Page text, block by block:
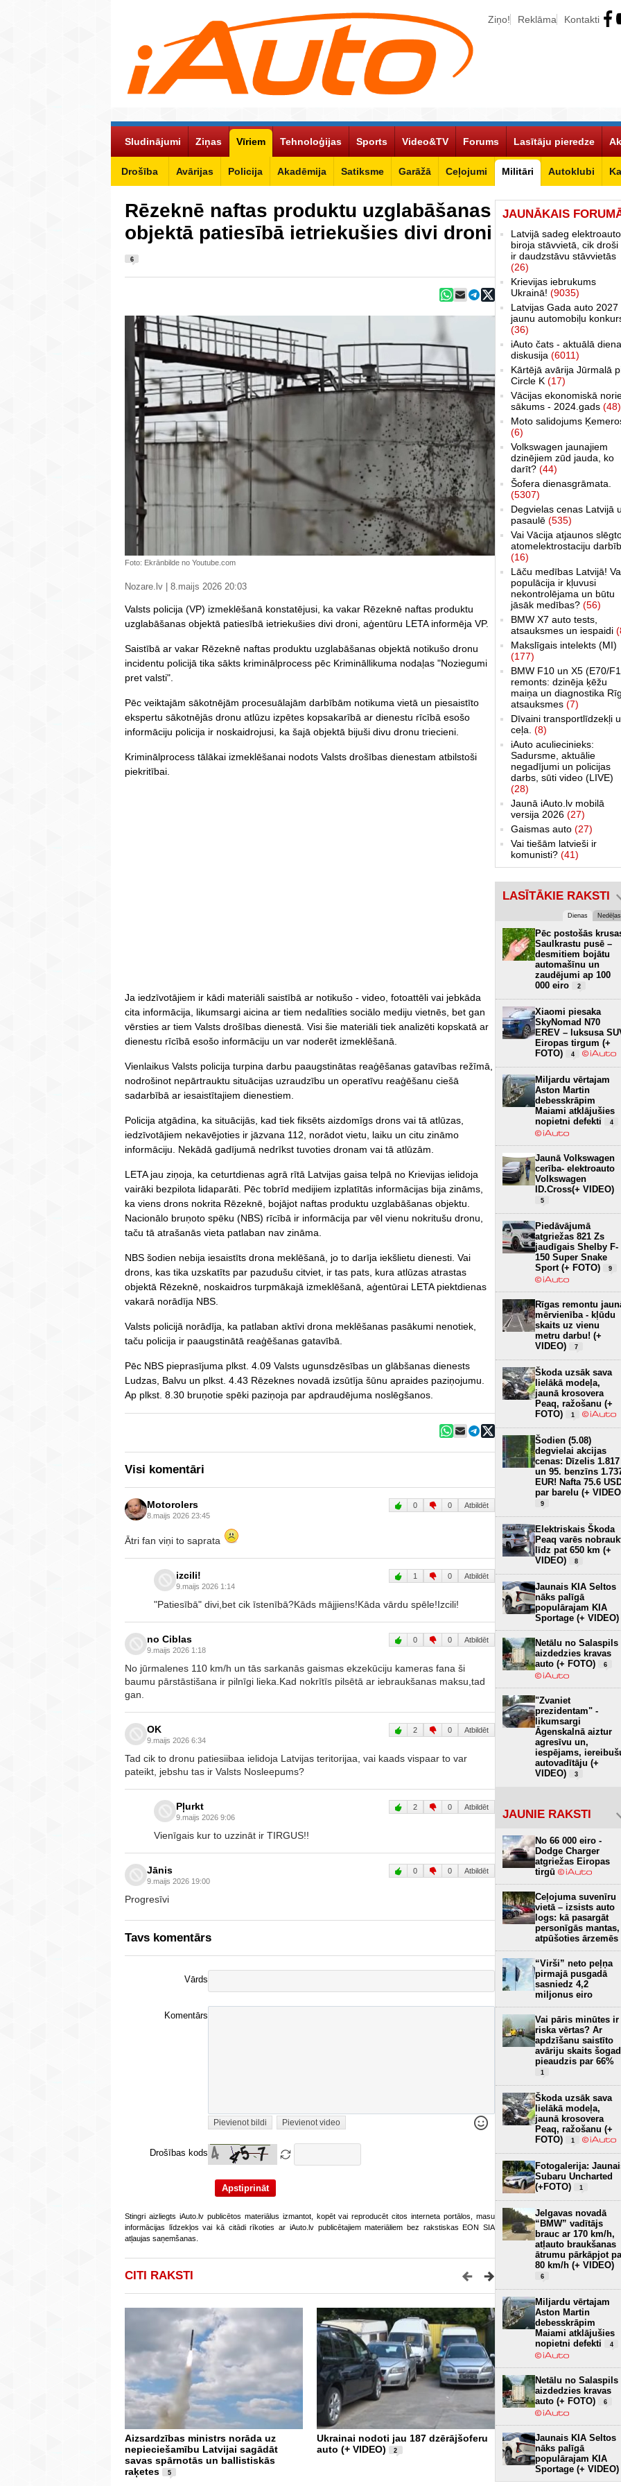
Ziņo! Reklāma Kontakti
Sludinājumi Ziņas Vīriem
Drošība Avārijas Policija Akadēmija Satiksme Garāžā Ceļojumi Militāri Autoklubi
Tehnoloģijas Sports Video&TV Forums Lasītāju pieredze
Rēzeknē naftas produktu uzglabāšanas
objektā patiesībā ietriekušies divi droni
6
Foto: Ekrānbilde no Youtube.com
Nozare.lv | 8.maijs 2026 20:03
Valsts policija (VP) izmeklēšanā konstatējusi, ka vakar Rēzeknē naftas produktu
uzglabāšanas objektā patiesībā ietriekušies divi droni, aģentūru LETA informēja VP.
Saistībā ar vakar Rēzeknē naftas produktu uzglabāšanas objektā notikušo dronu
incidentu policijā tika sākts kriminālprocess pēc Krimināllikuma nodaļas "Noziegumi
pret valsti".
Pēc veiktajām sākotnējām procesuālajām darbībām notikuma vietā un piesaistīto
ekspertu sākotnējās dronu atlūzu izpētes kopsakarībā ar dienestu rīcībā esošo
informāciju policija ir noskaidrojusi, ka šajā objektā bijuši divu dronu triecieni.
Kriminālprocess tālākai izmeklēšanai nodots Valsts drošības dienestam atbilstoši
piekritībai.
Ja iedzīvotājiem ir kādi materiāli saistībā ar notikušo - video, fotoattēli vai jebkāda
cita informācija, likumsargi aicina ar tiem nedalīties sociālo mediju vietnēs, bet gan
vērsties ar tiem Valsts drošības dienestā. Visi šie materiāli tiek analizēti kopskatā ar
dienestu rīcībā esošo informāciju un var noderēt izmeklēšanā.
Vienlaikus Valsts policija turpina darbu paaugstinātas reaģēšanas gatavības režīmā,
nodrošinot nepārtrauktu situācijas uzraudzību un operatīvu reaģēšanu ciešā
sadarbībā ar iesaistītajiem dienestiem.
Policija atgādina, ka situācijās, kad tiek fiksēts aizdomīgs drons vai tā atlūzas,
iedzīvotājiem nekavējoties ir jāzvana 112, norādot vietu, laiku un citu zināmo
informāciju. Nekādā gadījumā nedrīkst tuvoties dronam vai tā atlūzām.
LETA jau ziņoja, ka ceturtdienas agrā rītā Latvijas gaisa telpā no Krievijas ielidoja
vairāki bezpilota lidaparāti. Pēc tobrīd medijiem izplatītās informācijas bija zināms,
ka viens drons nokrita Rēzeknē, bojājot naftas produktu uzglabāšanas objektu.
Nacionālo bruņoto spēku (NBS) rīcībā ir informācija par vēl vienu nokritušu dronu,
taču tā atrašanās vieta patlaban nav zināma.
NBS šodien nebija iesaistīts drona meklēšanā, jo to darīja iekšlietu dienesti. Vai
drons, kas tika uzskatīts par pazudušu citviet, ir tas pats, kura atlūzas atrastas
objektā Rēzeknē, noskaidros turpmākajā izmeklēšanā, aģentūrai LETA piektdienas
vakarā norādīja NBS.
Valsts policijā norādīja, ka patlaban aktīvi drona meklēšanas pasākumi nenotiek,
taču policija ir paaugstinātā reaģēšanas gatavībā.
Pēc NBS pieprasījuma plkst. 4.09 Valsts ugunsdzēsības un glābšanas dienests
Ludzas, Balvu un plkst. 4.43 Rēzeknes novadā izsūtīja šūnu apraides paziņojumu.
Ap plkst. 8.30 bruņotie spēki paziņoja par apdraudējuma noslēgšanos.
Visi komentāri
Motorolers
8.maijs 2026 23:45
0 0 Atbildēt
Ātri fan viņi to saprata
izcili!
9.maijs 2026 1:14
1 0 Atbildēt
"Patiesībā" divi,bet cik īstenībā?Kāds mājjiens!Kāda vārdu spēle!Izcili!
no Ciblas
9.maijs 2026 1:18
0 0 Atbildēt
No jūrmalenes 110 km/h un tās sarkanās gaismas ekzekūciju kameras fana ši
baumu pārstāstišana ir pilnīgi lieka.Kad nokrītīs pilsētā ar iebraukšanas maksu,tad
gan.
OK
9.maijs 2026 6:34
2 0 Atbildēt
Tad cik to dronu patiesiibaa ielidoja Latvijas teritorijaa, vai kaads vispaar to var
pateikt, jebshu tas ir Valsts Nosleepums?
Pļurkt
9.maijs 2026 9:06
2 0 Atbildēt
Vienīgais kur to uzzināt ir TIRGUS!!
Jānis
9.maijs 2026 19:00
0 0 Atbildēt
Progresīvi
Tavs komentārs
Vārds
Komentārs
Pievienot bildi Pievienot video
Drošības kods
Stingri aizliegts iAuto.lv publicētos materiālus izmantot, kopēt vai reproducēt citos interneta portālos, masu
informācijas līdzekļos vai kā citādi rīkoties ar iAuto.lv publicētajiem materiāliem bez rakstiskas EON SIA
atļaujas saņemšanas.
CITI RAKSTI
Aizsardzības ministrs norāda uz
nepieciešamību Latvijai sagādāt
savas spārnotās un ballistiskās
raķetes
5
Ukrainai nodoti jau 187 dzērājšoferu
auto (+ VIDEO)
2
Pārāk ilgi un jau par vēlu
politikas ekspertu
VIDEO)
2
JAUNĀKAIS
Latvijā sadeg elektroauto
biroja stāvvietā, cik droši
ir daudzstāvu stāvvietās
(26)
Krievijas iebrukums
Ukrainā! (9035)
Latvijas Gada auto 2027
jaunu automobiļu
(36)
iAuto čats - aktuālā
diskusija (6011)
Kārtējā avārija Jūrmalā
Circle K (17)
Vācijas ekonomiskā
sākums - 2024.gads (48)
Moto salidojums
(6)
Volkswagen jaunajiem
dzinējiem zūd jauda, ko
darīt? (44)
Šofera dienasgrāmata.
(5307)
Degvielas cenas Latvijā
pasaulē (535)
Vai Vācija atjaunos
atomelektrostaciju
(16)
Lāču medības Latvijā!
populācija ir kļuvusi
nekontrolējama un būtu
jāsāk medības? (56)
BMW X7 auto tests,
atsauksmes un iespaidi
Makslīgais intelekts (MI)
(177)
BMW F10 un X5 (E70/
remonts: dzinēja ķēžu
maiņa un diagnostika
atsauksmes (7)
Dīvaini transportlīdzekļi
ceļa. (8)
iAuto aculiecinieks:
Sadursme, aktuālie
negadījumi un policijas
darbs, sūti video (LIVE)
(28)
Jaunā iAuto.lv mobilā
versija 2026 (27)
Gaismas auto (27)
Vai tiešām latvieši ir
komunisti? (41)
LASĪTĀKIE RAKSTI
Dienas Nedēļas
Pēc postošās
Saulkrastu pusē –
desmitiem bojātu
automašīnu un
zaudējumi ap 100
000 eiro
2
Xiaomi piesaka
SkyNomad N70
EREV – luksusa
Eiropas tirgum (+
FOTO)
4
Miljardu vērtajam
Aston Martin
debesskrāpim
Maiami atklājušies
nopietni defekti
4
Jaunā Volkswagen
cerība- elektroauto
Volkswagen
ID.Cross(+ VIDEO)
5
Piedāvājumā
atgriežas 821 Zs
jaudīgais Shelby F-
150 Super Snake
Sport (+ FOTO)
9
Rīgas remontu
mērvienība - kļūdu
skaits uz vienu
metru darbu! (+
VIDEO)
7
Škoda uzsāk sava
lielākā modeļa,
jaunā krosovera
Peaq, ražošanu (+
FOTO)
1
Šodien (5.08)
degvielai akcijas
cenas: Dīzelis 1.817
un 95. benzīns
EUR! Nafta 75.6
par barelu (+
9
Elektriskais Škoda
Peaq varēs
līdz pat 650 km (+
VIDEO)
8
Jaunais KIA Seltos
nāks palīgā
populārajam KIA
Sportage (+ VIDEO)
Netālu no Salaspils
aizdedzies kravas
auto (+ FOTO)
6
"Zvaniet
prezidentam" -
likumsargi
Āgenskalnā aiztur
agresīvu un,
iespējams,
autovadītāju (+
VIDEO)
3
JAUNIE RAKSTI
No 66 000 eiro -
Dodge Charger
atgriežas Eiropas
tirgū
Ceļojuma suvenīru
vietā – izsists auto
logs: kā pasargāt
personīgās mantas,
atpūšoties ārzemēs
“Virši” neto peļņa
pirmajā pusgadā
sasniedz 4,2
miljonus eiro
Vai pāris minūtes ir
riska vērtas? Ar
apdzīšanu saistīto
avāriju skaits šogad
pieaudzis par 66%
1
Škoda uzsāk sava
lielākā modeļa,
jaunā krosovera
Peaq, ražošanu (+
FOTO)
1
Fotogalerija:
Subaru Uncharted
(+FOTO)
1
Jelgavas novadā
“BMW” vadītājs
brauc ar 170 km/h,
atļauto braukšanas
ātrumu pārkāpjot
80 km/h (+ VIDEO)
6
Miljardu vērtajam
Aston Martin
debesskrāpim
Maiami atklājušies
nopietni defekti
4
Netālu no Salaspils
aizdedzies kravas
auto (+ FOTO)
6
Jaunais KIA Seltos
nāks palīgā
populārajam KIA
Sportage (+ VIDEO)